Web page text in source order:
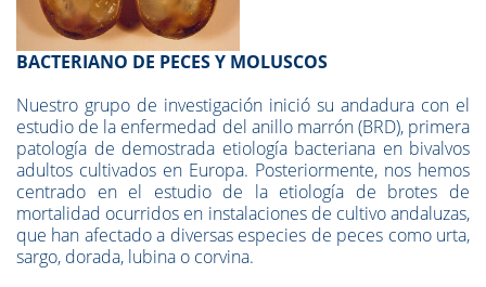
BACTERIANO DE PECES Y MOLUSCOS
Nuestro grupo de investigación inició su andadura con el
estudio de la enfermedad del anillo marrón (BRD), primera
patología de demostrada etiología bacteriana en bivalvos
adultos cultivados en Europa. Posteriormente, nos hemos
centrado en el estudio de la etiología de brotes de
mortalidad ocurridos en instalaciones de cultivo andaluzas,
que han afectado a diversas especies de peces como urta,
sargo, dorada, lubina o corvina.